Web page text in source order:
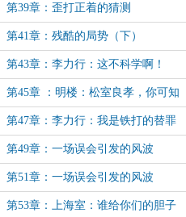
第39章：歪打正着的猜测
第41章：残酷的局势（下）
第43章：李力行：这不科学啊！
第45章 ：明楼：松室良孝，你可知
你大祸临头？
第47章：李力行：我是铁打的替罪
羊？
第49章：一场误会引发的风波
（中）
第51章：一场误会引发的风波
（完）
第53章：上海室：谁给你们的胆子